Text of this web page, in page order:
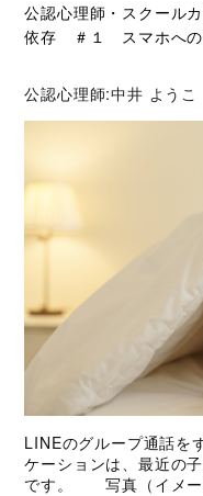
公認心理師・スクール
依存 ＃１ スマホへの
公認心理師:中井 ようこ
LINEのグループ通話を
ケーションは、最近の
です。 写真（イメー